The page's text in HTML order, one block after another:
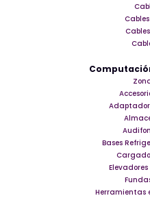
Bases
Herramientas